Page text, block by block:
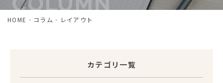
HOME コラム レイアウト
カテゴリ一覧